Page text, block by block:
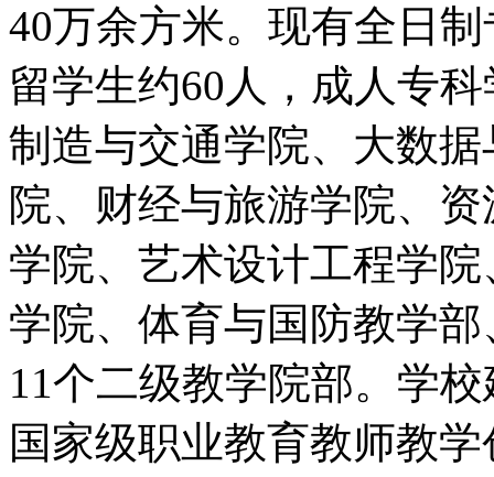
40万余方米。现有全日
留学生约60人，成人专
制造与交通学院、大数
院、财经与旅游学院、
学院、艺术设计工程学
学院、体育与国防教学
11个二级教学院部。学
国家级职业教育教师教